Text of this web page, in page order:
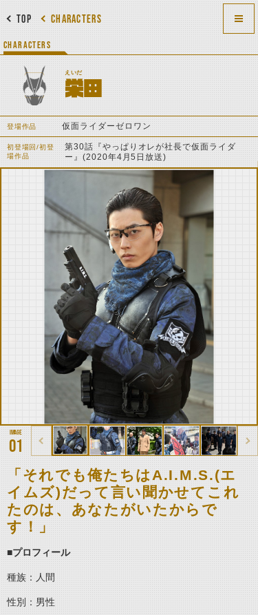
CHARACTERS
TOP
CHARACTERS
えいだ
栄田
登場作品 仮面ライダーゼロワン
初登場回/初登
場作品
第30話『やっぱりオレが社長で仮面ライダ
ー』(2020年4月5日放送)
01
「それでも俺たちはA.I.M.S.(エ
イムズ)だって言い聞かせてこれ
たのは、あなたがいたからで
す！」
■プロフィール
種族：人間
性別：男性